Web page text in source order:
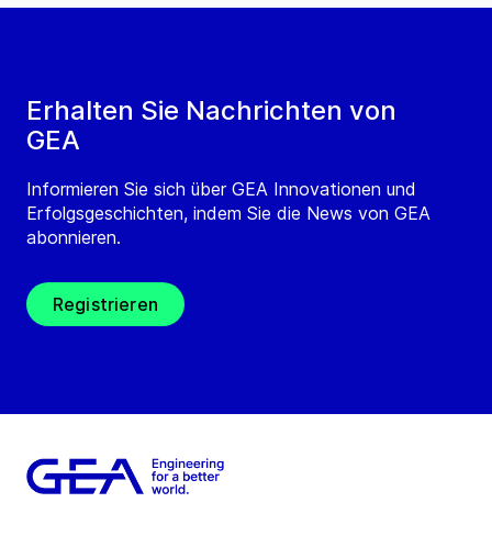
Erhalten Sie Nachrichten von
GEA
Informieren Sie sich über GEA Innovationen und
Erfolgsgeschichten, indem Sie die News von GEA
abonnieren.
Registrieren